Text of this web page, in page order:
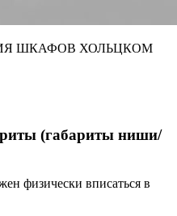
ШКАФОВ ХОЛЬЦКОМ
(габариты ниши/
физически вписаться в